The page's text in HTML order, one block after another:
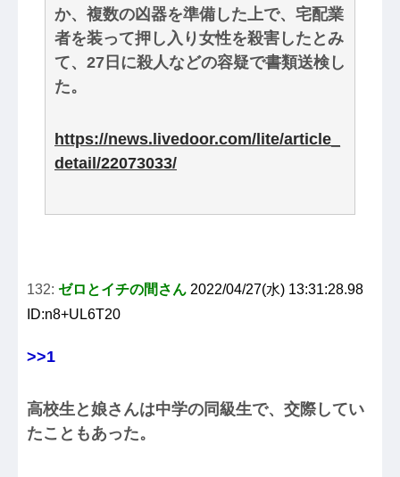
か、複数の凶器を準備した上で、宅配業
者を装って押し入り女性を殺害したとみ
て、27日に殺人などの容疑で書類送検し
た。
https://news.livedoor.com/lite/article_
detail/22073033/
132: ゼロとイチの間さん 2022/04/27(水) 13:31:28.98
ID:n8+UL6T20
>>1
高校生と娘さんは中学の同級生で、交際してい
たこともあった。